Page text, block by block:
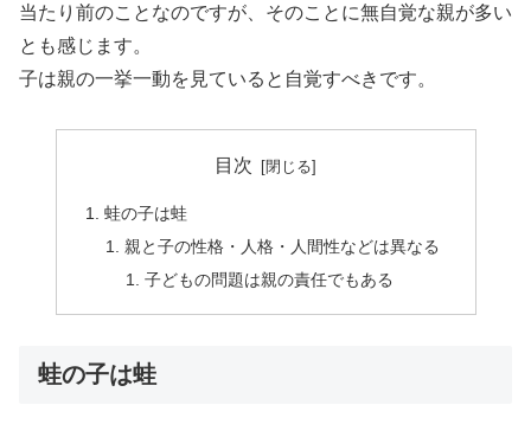
当たり前のことなのですが、そのことに無自覚な親が多い
とも感じます。
子は親の一挙一動を見ていると自覚すべきです。
目次
蛙の子は蛙
親と子の性格・人格・人間性などは異なる
子どもの問題は親の責任でもある
蛙の子は蛙